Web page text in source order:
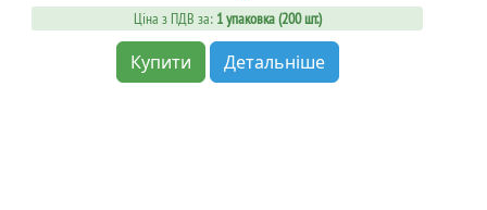
Ціна з ПДВ за: 1 упаковка (200 шт.)
Купити Детальніше